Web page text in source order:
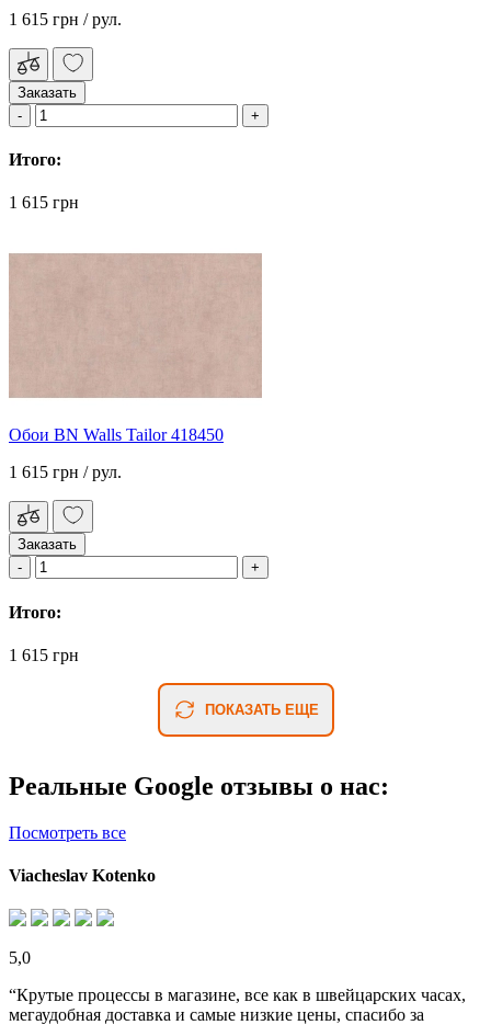
1 615 грн / рул.
Заказать
Итого:
1 615 грн
Обои BN Walls Tailor 418450
1 615 грн / рул.
Заказать
Итого:
1 615 грн
ПОКАЗАТЬ ЕЩЕ
Реальные Google отзывы о нас:
Посмотреть все
Viacheslav Kotenko
5,0
“Крутые процессы в магазине, все как в швейцарских часах,
мегаудобная доставка и самые низкие цены, спасибо за